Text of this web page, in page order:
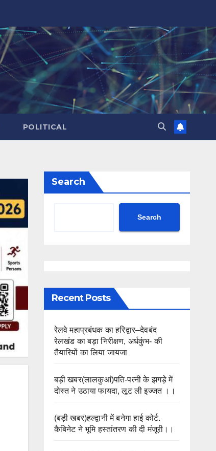
POLITICAL
Search
Search
Recent Posts
रेलवे महाप्रबंधक का हरिद्वार–देवबंद
रेलखंड का बड़ा निरीक्षण, अर्धकुंभ- की
तैयारियों का लिया जायजा
बड़ी खबर(लालकुआं)पति-पत्नी के झगड़े में
दोस्त ने उठाया फायदा, लूट ली इज्जत ।।
(बड़ी खबर)हल्द्वानी में बनेगा हाई कोर्ट.
कैबिनेट ने भूमि हस्तांतरण की दी मंजूरी।।